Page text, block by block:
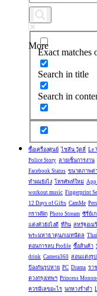
More
Exact matches
Search in title
Search in
ซื้อเครื่องศูนย์ ไชลีน วู้ดลี่ Le
Police Story ลายเซ็นการงาน
Facebook Status ขนาดภาพต่
ทำผมยังไง โทรศัพท์ใหม่ App
workout music Fingerprint
12 Days of Gifts CamMe
กราฟฟิก Photo Stream ซีรี่ย์เ
แต่งตัวยังไงดี ที่กิน สหรัฐอเม
พระมหาธาตุนภเมทนีดล
ตอนการลบ Profile ซื้อสินค้า
drink Camera360 สอนแต่งรูป
ป้องกันรูปหาย PC Drama รา
ดวงกรุงเทพฯ Princess
ควรมีเลขอะไร นกหางรำดำ